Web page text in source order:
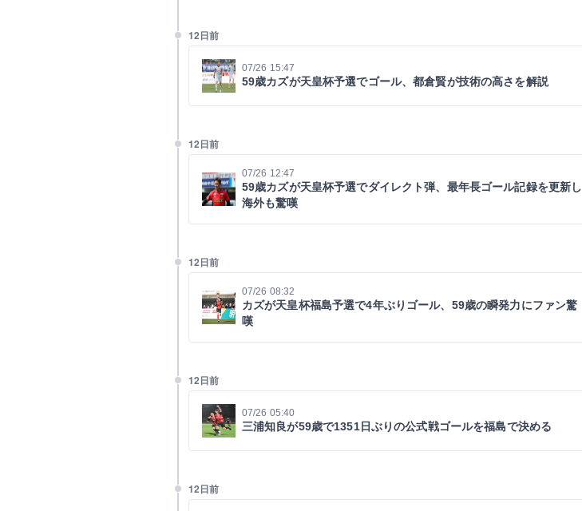
12日前
07/26 15:47
59歳カズが天皇杯予選でゴール、都倉賢が技術の高さを解説
12日前
07/26 12:47
59歳カズが天皇杯予選でダイレクト弾、最年長ゴール記録を更新し
海外も驚嘆
12日前
07/26 08:32
カズが天皇杯福島予選で4年ぶりゴール、59歳の瞬発力にファン驚
嘆
12日前
07/26 05:40
三浦知良が59歳で1351日ぶりの公式戦ゴールを福島で決める
12日前